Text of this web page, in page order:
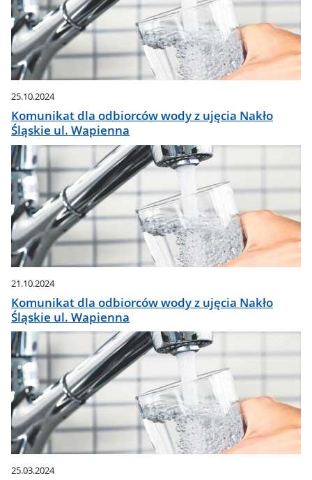
25.10.2024
Komunikat dla odbiorców wody z ujęcia Nakło
Śląskie ul. Wapienna
21.10.2024
Komunikat dla odbiorców wody z ujęcia Nakło
Śląskie ul. Wapienna
25.03.2024